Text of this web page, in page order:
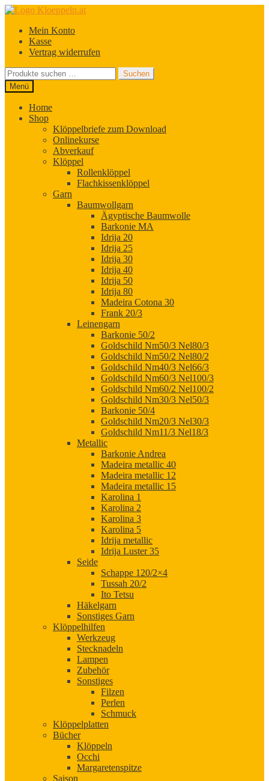
Zur
springen
Zum
springenMein Konto
Kasse
Vertrag widerrufen
Suchen
nach:
Suchen
Menü
Home
Shop
Klöppelbriefe zum Download
Onlinekurse
Abverkauf
Klöppel
Rollenklöppel
Flachkissenklöppel
Garn
Baumwollgarn
Ägyptische Baumwolle
Barkonie MA
Idrija 20
Idrija 25
Idrija 30
Idrija 40
Idrija 50
Idrija 80
Madeira Cotona 30
Frank 20/3
Leinengarn
Barkonie 50/2
Goldschild Nm50/3 Nel80/3
Goldschild Nm50/2 Nel80/2
Goldschild Nm40/3 Nel66/3
Goldschild Nm60/3 Nel100/3
Goldschild Nm60/2 Nel100/2
Goldschild Nm30/3 Nel50/3
Barkonie 50/4
Goldschild Nm20/3 Nel30/3
Goldschild Nm11/3 Nel18/3
Metallic
Barkonie Andrea
Madeira metallic 40
Madeira metallic 12
Madeira metallic 15
Karolina 1
Karolina 2
Karolina 3
Karolina 5
Idrija metallic
Idrija Luster 35
Seide
Schappe 120/2×4
Tussah 20/2
Ito Tetsu
Häkelgarn
Sonstiges Garn
Klöppelhilfen
Werkzeug
Stecknadeln
Lampen
Zubehör
Sonstiges
Filzen
Perlen
Schmuck
Klöppelplatten
Bücher
Klöppeln
Occhi
Margaretenspitze
Saison